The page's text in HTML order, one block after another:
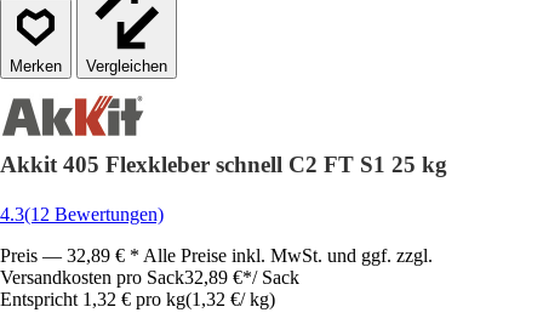
Vergleichen
Akkit 405 Flexkleber schnell C2 FT S1 25 kg
4.3(12 Bewertungen)
Preis — 32,89 € * Alle Preise inkl. MwSt. und ggf. zzgl.
Versandkosten pro Sack32,89 €*/ Sack
Entspricht 1,32 € pro kg(1,32 €/ kg)